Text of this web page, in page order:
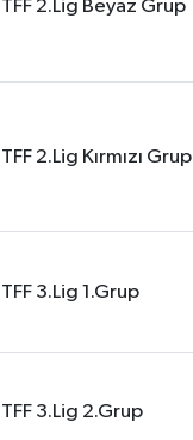
TFF 2.Lig Beyaz Grup
TFF 2.Lig Kırmızı Grup
TFF 3.Lig 1.Grup
TFF 3.Lig 2.Grup